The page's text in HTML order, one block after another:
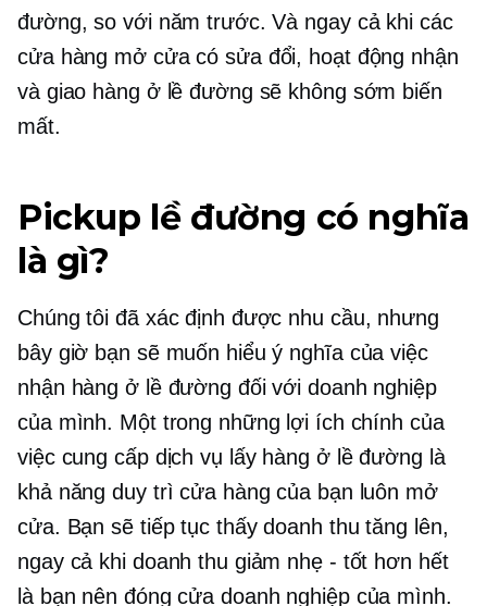
đường, so với năm trước. Và ngay cả khi các
cửa hàng mở cửa có sửa đổi, hoạt động nhận
và giao hàng ở lề đường sẽ không sớm biến
mất.
Pickup lề đường có nghĩa
là gì?
Chúng tôi đã xác định được nhu cầu, nhưng
bây giờ bạn sẽ muốn hiểu ý nghĩa của việc
nhận hàng ở lề đường đối với doanh nghiệp
của mình. Một trong những lợi ích chính của
việc cung cấp dịch vụ lấy hàng ở lề đường là
khả năng duy trì cửa hàng của bạn luôn mở
cửa. Bạn sẽ tiếp tục thấy doanh thu tăng lên,
ngay cả khi doanh thu giảm nhẹ - tốt hơn hết
là bạn nên đóng cửa doanh nghiệp của mình.